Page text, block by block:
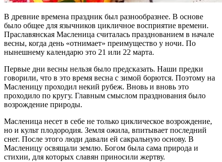
В древние времена праздник был разнообразнее. В основе
было общее для язычников цикличное восприятие времени.
Праславянская Масленица считалась празднованием в начале
весны, когда день «отнимает» преимущество у ночи. По
нынешнему календарю это 21 или 22 марта.
Первые дни весны нельзя было предсказать. Наши предки
говорили, что в это время весна с зимой борются. Поэтому на
Масленицу проходил некий рубеж. Вновь и вновь это
проходило по кругу. Главным смыслом празднования было
возрождение природы.
Масленица несет в себе не только циклическое возрождение,
но и культ плодородия. Земля ожила, впитывает последний
снег. После этого люди давали ей сакральную основу. В
Масленицу освящали землю. Богом была сама природа и
стихии, для которых славян приносили жертву.